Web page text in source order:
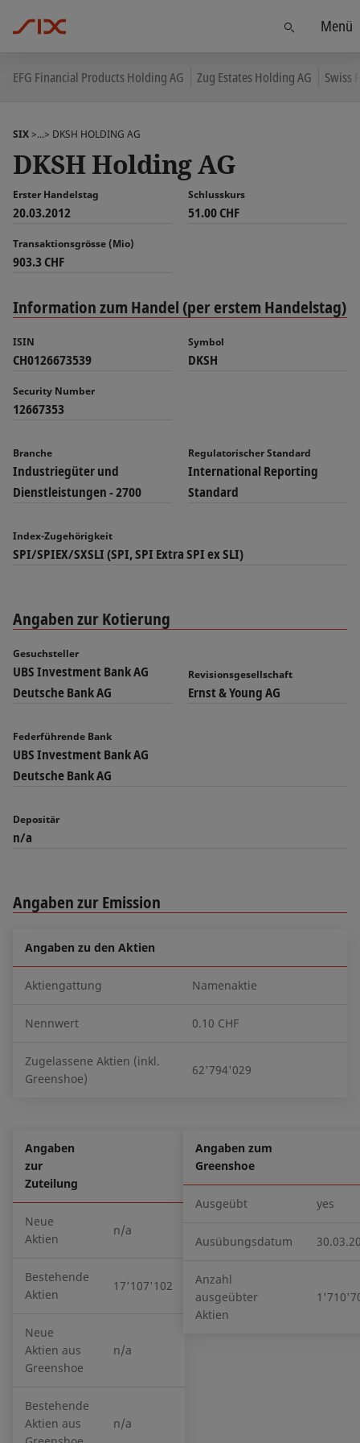
FindenMenü
EFG Financial Products Holding AG Zug Estates Holding AG Swiss
SIX>...> DKSH HOLDING AG
DKSH Holding AG
Erster Handelstag
20.03.2012
Schlusskurs
51.00 CHF
Transaktionsgrösse (Mio)
903.3 CHF
Information zum Handel (per erstem Handelstag)
ISIN
CH0126673539
Symbol
DKSH
Security Number
12667353
Branche
Industriegüter und
Dienstleistungen - 2700
Regulatorischer Standard
International Reporting
Standard
Index-Zugehörigkeit
SPI/SPIEX/SXSLI (SPI, SPI Extra SPI ex SLI)
Angaben zur Kotierung
Gesuchsteller
UBS Investment Bank AG
Deutsche Bank AG
Revisionsgesellschaft
Ernst & Young AG
Federführende Bank
UBS Investment Bank AG
Deutsche Bank AG
Depositär
n/a
Angaben zur Emission
Angaben zu den Aktien
Aktiengattung Namenaktie
Nennwert 0.10 CHF
Zugelassene Aktien (inkl.
Greenshoe)
62'794'029
Angaben
zur
Zuteilung
Neue
Aktien
n/a
Bestehende
Aktien
17'107'102
Neue
Aktien aus
Greenshoe
n/a
Bestehende
Aktien aus
n/a
Angaben zum
Greenshoe
Ausgeübt yes
Ausübungsdatum
Anzahl
ausgeübter
Aktien